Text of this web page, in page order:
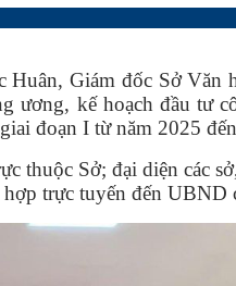
Giám đốc Sở Văn
ương, kế hoạch đầu tư
đoạn I từ năm 2025
thuộc Sở; đại diện các
trực tuyến đến UBND